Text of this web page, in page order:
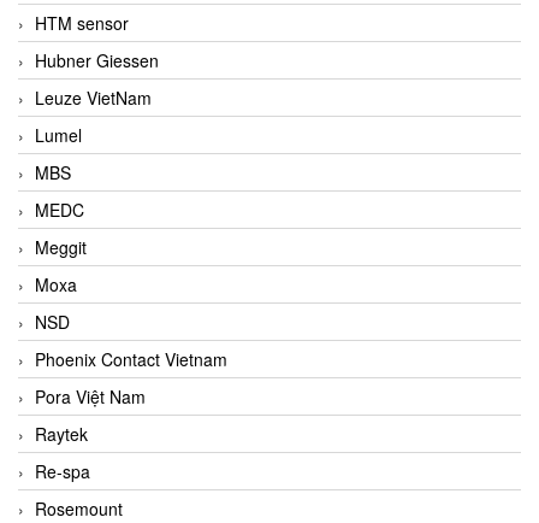
HTM sensor
Hubner Giessen
Leuze VietNam
Lumel
MBS
MEDC
Meggit
Moxa
NSD
Phoenix Contact Vietnam
Pora Việt Nam
Raytek
Re-spa
Rosemount